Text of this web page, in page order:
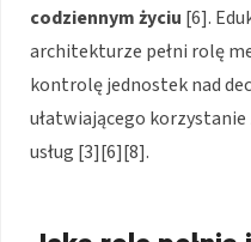
codziennym życiu [6].
architekturze pełni rolę
kontrolę jednostek nad
ułatwiającego
usług [3][6][8].